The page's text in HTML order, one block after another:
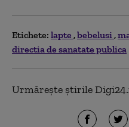
Etichete: lapte bebelusi
directia de sanatate publica
Urmărește știrile